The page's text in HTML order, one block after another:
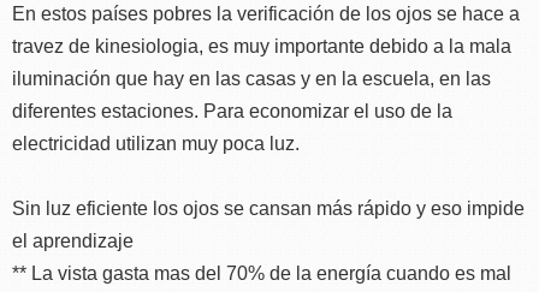
En estos países pobres la verificación de los ojos se hace a
travez de kinesiologia, es muy importante debido a la mala
iluminación que hay en las casas y en la escuela, en las
diferentes estaciones. Para economizar el uso de la
electricidad utilizan muy poca luz.
Sin luz eficiente los ojos se cansan más rápido y eso impide
el aprendizaje
** La vista gasta mas del 70% de la energía cuando es mal